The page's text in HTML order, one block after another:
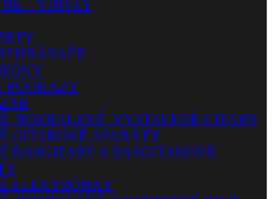
– VINYLY
POUKAZY
ROZBALENÉ, VYSTAVENÉ GITARY
GITAROVÉ APARÁTY
BASGITARY A BASGITAROVÉ
ELEKTRÓNKY